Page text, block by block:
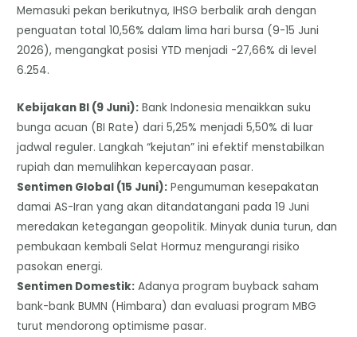
Memasuki pekan berikutnya, IHSG berbalik arah dengan
penguatan total 10,56% dalam lima hari bursa (9-15 Juni
2026), mengangkat posisi YTD menjadi -27,66% di level
6.254.
Kebijakan BI (9 Juni): Bank Indonesia menaikkan suku
bunga acuan (BI Rate) dari 5,25% menjadi 5,50% di luar
jadwal reguler. Langkah “kejutan” ini efektif menstabilkan
rupiah dan memulihkan kepercayaan pasar.
Sentimen Global (15 Juni): Pengumuman kesepakatan
damai AS-Iran yang akan ditandatangani pada 19 Juni
meredakan ketegangan geopolitik. Minyak dunia turun, dan
pembukaan kembali Selat Hormuz mengurangi risiko
pasokan energi.
Sentimen Domestik: Adanya program buyback saham
bank-bank BUMN (Himbara) dan evaluasi program MBG
turut mendorong optimisme pasar.